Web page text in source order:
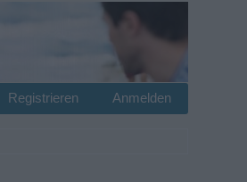
Anmelden
Registrieren